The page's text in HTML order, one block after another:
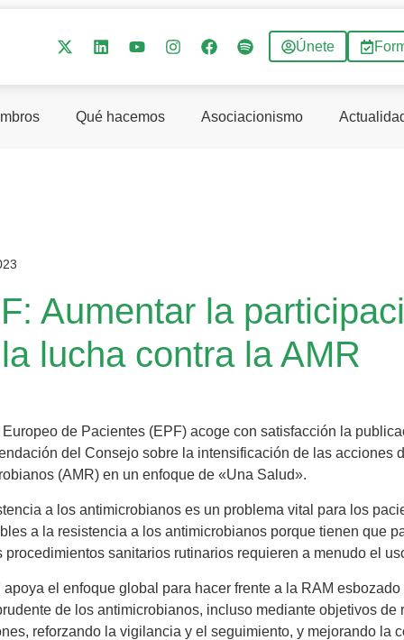
Únete
Qué hacemos Asociacionismo
Aumentar la
lucha contra la AMR
de Pacientes (EPF) acoge con satisfacción la
del Consejo sobre la intensificación de las acciones
(AMR) en un enfoque de «Una Salud».
a los antimicrobianos es un problema vital para los
a la resistencia a los antimicrobianos porque tienen que
procedimientos sanitarios rutinarios requieren a menudo el
apoya el enfoque global para hacer frente a la RAM
de los antimicrobianos, incluso mediante objetivos
reforzando la vigilancia y el seguimiento, y mejorando la